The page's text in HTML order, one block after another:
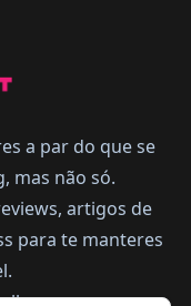
a par do que se
mas não só.
artigos de
para te manteres